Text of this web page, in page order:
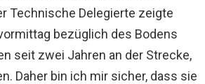
Technische Delegierte zeigte
bezüglich des Bodens
seit zwei Jahren an der Strecke,
Daher bin ich mir sicher, dass sie